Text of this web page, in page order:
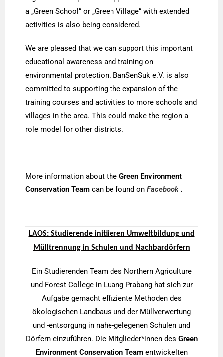
a „Green School“ or „Green Village“ with extended
activities is also being considered.
We are pleased that we can support this important
educational awareness and training on
environmental protection. BanSenSuk e.V. is also
committed to supporting the expansion of the
training courses and activities to more schools and
villages in the area. This could make the region a
role model forother districts.
More information about theGreen Environment
Conservation Team can be found onFacebook .
LAOS: Studierende initiieren Umweltbildung und
Mülltrennung in Schulen und Nachbardörfern
Ein Studierenden Team des Northern Agriculture
und Forest College in Luang Prabang hat sich zur
Aufgabe gemacht effiziente Methoden des
ökologischen Landbaus und der Müllverwertung
und -entsorgung in nahe-gelegenen Schulen und
Dörfern einzuführen. Die Mitglieder*innen des Green
Environment Conservation Teamentwickelten